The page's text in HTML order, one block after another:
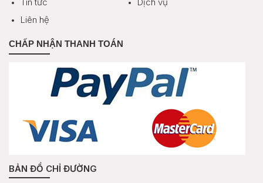
Liên hệ
CHẤP NHẬN THANH TOÁN
BẢN ĐỒ CHỈ ĐƯỜNG